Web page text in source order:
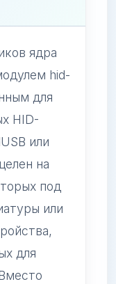
ядра
hid-
для
HID-
или
на
под
или
для